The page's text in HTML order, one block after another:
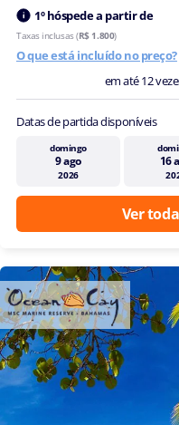
que
você
procura
data,
etc)
Mantenha-
se
atualizado
sobre o
mundo da
MSC
Cruzeiros.
1º hóspede a partir de
Taxas inclusas (R$ 1.800)
em até 12
O que está incluído no preço?
Datas de partida disponíveis
domingo
9 ago
2026
16
Ver